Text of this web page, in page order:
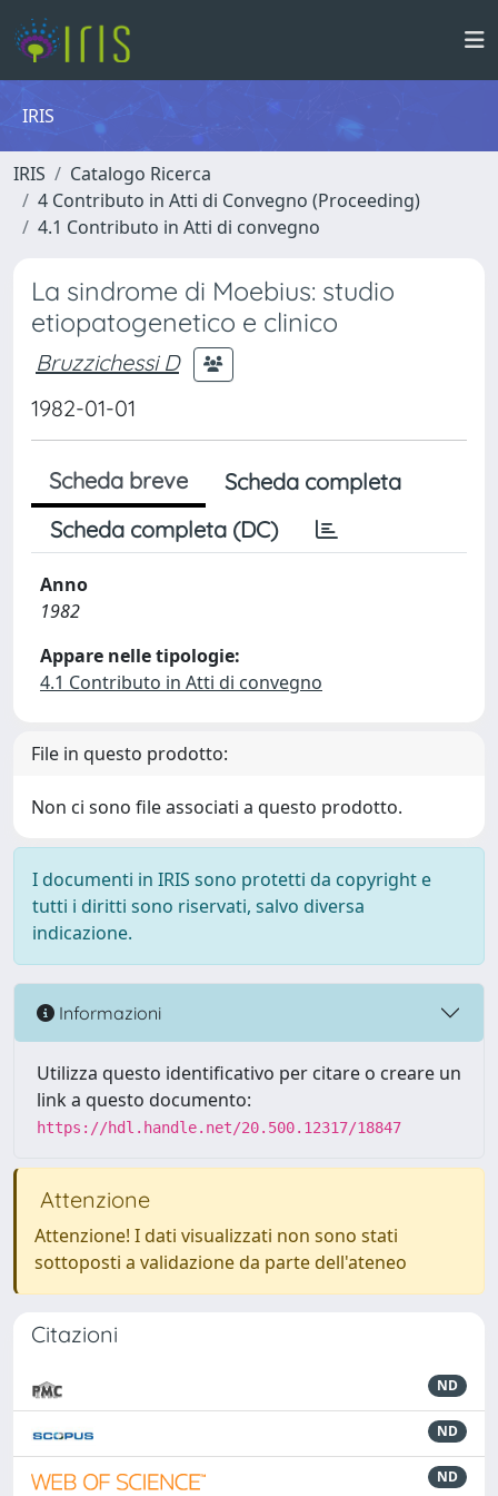
IRIS
IRIS
Catalogo Ricerca
4 Contributo in Atti di Convegno (Proceeding)
4.1 Contributo in Atti di convegno
La sindrome di Moebius: studio
etiopatogenetico e clinico
Bruzzichessi D
1982-01-01
Scheda breve
Scheda completa
Scheda completa (DC)
Anno
1982
Appare nelle tipologie:
4.1 Contributo in Atti di convegno
File in questo prodotto:
Non ci sono file associati a questo prodotto.
I documenti in IRIS sono protetti da copyright e
tutti i diritti sono riservati, salvo diversa
indicazione.
Informazioni
Utilizza questo identificativo per citare o creare un
link a questo documento:
https://hdl.handle.net/20.500.12317/18847
Attenzione
Attenzione! I dati visualizzati non sono stati
sottoposti a validazione da parte dell'ateneo
Citazioni
ND
ND
ND